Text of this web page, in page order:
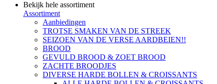
Bekijk hele assortiment
Assortiment
Aanbiedingen
TROTSE SMAKEN VAN DE STREEK
SEIZOEN VAN DE VERSE AARDBEIEN!!
BROOD
GEVULD BROOD & ZOET BROOD
ZACHTE BROODJES
DIVERSE HARDE BOLLEN & CROISSANTS